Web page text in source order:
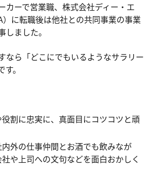
カーで営業職、株式会社ディー・エ
）に転職後は他社との共同事業の事業
しました。
なら「どこにでもいるようなサラリー
。
割に忠実に、真面目にコツコツと頑
外の仕事仲間とお酒でも飲みなが
や上司への文句などを面白おかしく